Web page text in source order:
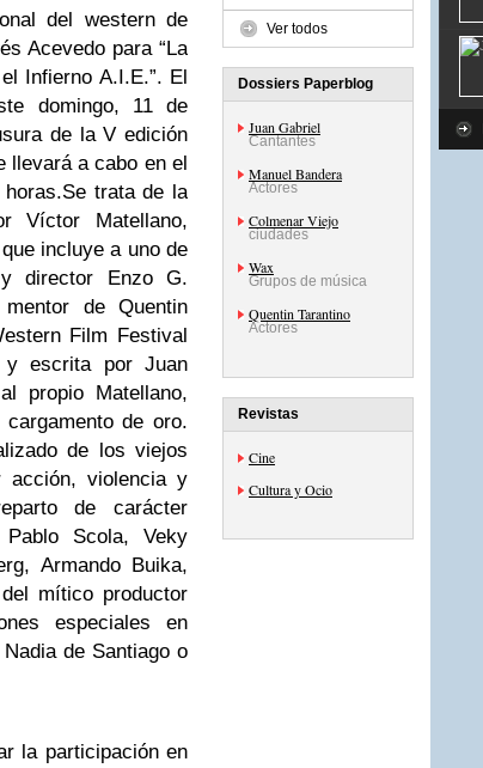
del western de
Acevedo para “La
Infierno A.I.E.”. El
domingo, 11 de
de la V edición
llevará a cabo en el
Se trata de la
Víctor Matellano,
incluye a uno de
director Enzo G.
de Quentin
Film Festival
y escrita por Juan
propio Matellano,
de oro.
de los viejos
acción, violencia y
de carácter
Scola, Veky
Armando Buika,
mítico productor
especiales en
de Santiago o
la participación en
Ver todos
Dossiers Paperblog
Juan Gabriel
Cantantes
Manuel Bandera
Actores
Colmenar Viejo
ciudades
Wax
Grupos de música
Quentin Tarantino
Actores
Revistas
Cine
Cultura y Ocio